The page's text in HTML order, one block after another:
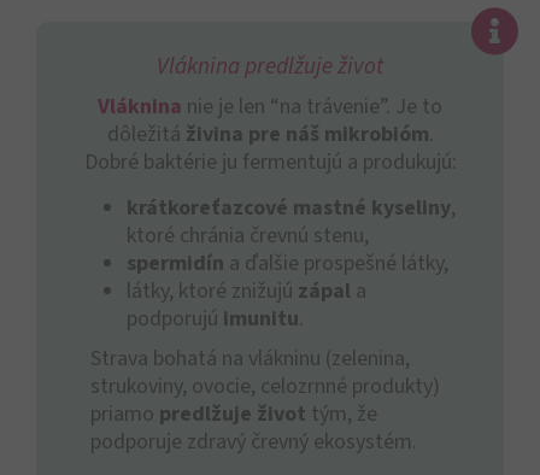
Vláknina predlžuje život
Vláknina nie je len “na trávenie”. Je to
dôležitá živina pre náš mikrobióm.
Dobré baktérie ju fermentujú a produkujú:
krátkoreťazcové mastné kyseliny,
ktoré chránia črevnú stenu,
spermidín a ďalšie prospešné látky,
látky, ktoré znižujú zápal a
podporujú imunitu.
Strava bohatá na vlákninu (zelenina,
strukoviny, ovocie, celozrnné produkty)
priamo predlžuje život tým, že
podporuje zdravý črevný ekosystém.